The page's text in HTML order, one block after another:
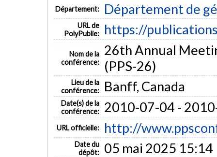
Département: Département de
URL de
PolyPublie:
https://
Nom de la
conférence:
26th Annual
(PPS-26)
Lieu de la
conférence:
Banff, Canada
Date(s) de la
conférence:
2010-07-04 -
URL officielle: http://
Date du
dépôt:
05 mai 2025 15:14